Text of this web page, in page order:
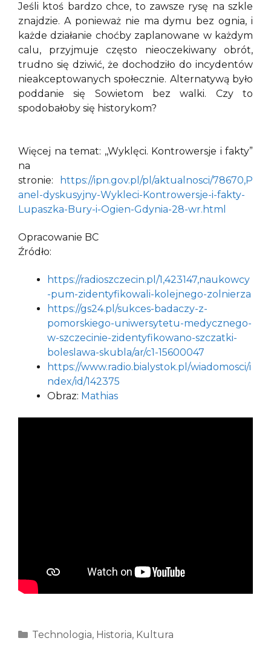
Jeśli ktoś bardzo chce, to zawsze rysę na szkle
znajdzie. A ponieważ nie ma dymu bez ognia, i
każde działanie choćby zaplanowane w każdym
calu, przyjmuje często nieoczekiwany obrót,
trudno się dziwić, że dochodziło do incydentów
nieakceptowanych społecznie. Alternatywą było
poddanie się Sowietom bez walki. Czy to
spodobałoby się historykom?
Więcej na temat: ,,Wyklęci. Kontrowersje i fakty”
na
stronie:
https://ipn.gov.pl/pl/aktualnosci/78670,P
anel-dyskusyjny-Wykleci-Kontrowersje-i-fakty-
Lupaszka-Bury-i-Ogien-Gdynia-28-wr.html
Opracowanie BC
Źródło:
https://radioszczecin.pl/1,423147,naukowcy
-pum-zidentyfikowali-kolejnego-zolnierza
https://gs24.pl/sukces-badaczy-z-
pomorskiego-uniwersytetu-medycznego-
w-szczecinie-zidentyfikowano-szczatki-
boleslawa-skubla/ar/c1-15600047
https://www.radio.bialystok.pl/wiadomosci/i
ndex/id/142375
Obraz: Mathias
Kategorie
Technologia, Historia, Kultura